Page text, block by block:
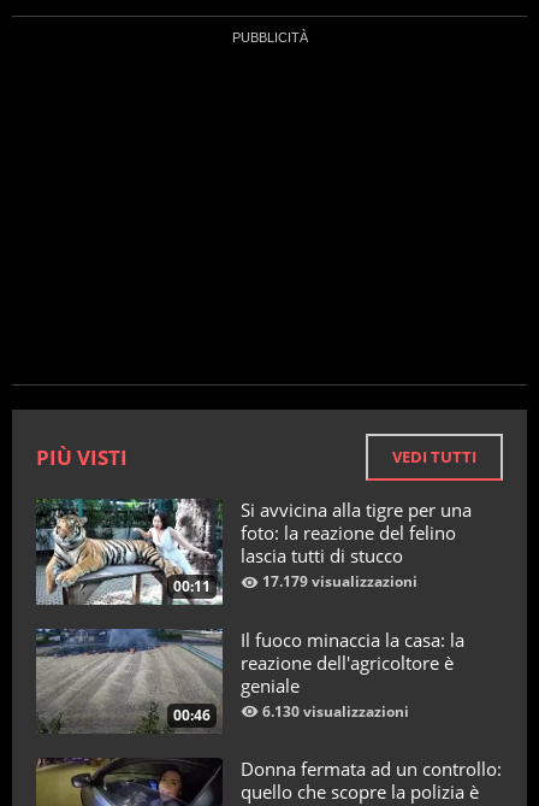
PIÙ VISTI VEDI TUTTI
00:11
Si avvicina alla tigre per una
foto: la reazione del felino
lascia tutti di stucco
17.179 visualizzazioni
00:46
Il fuoco minaccia la casa: la
reazione dell'agricoltore è
geniale
6.130 visualizzazioni
Donna fermata ad un controllo:
quello che scopre la polizia è